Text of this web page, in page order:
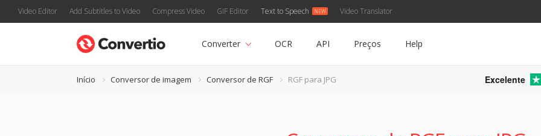
Video Editor Add Subtitles to Video Compress Video GIF Editor Text to Speech Video Translator
Converter OCR API Preços Help
Início Conversor de imagem Conversor de RGF RGF para JPG Excelente